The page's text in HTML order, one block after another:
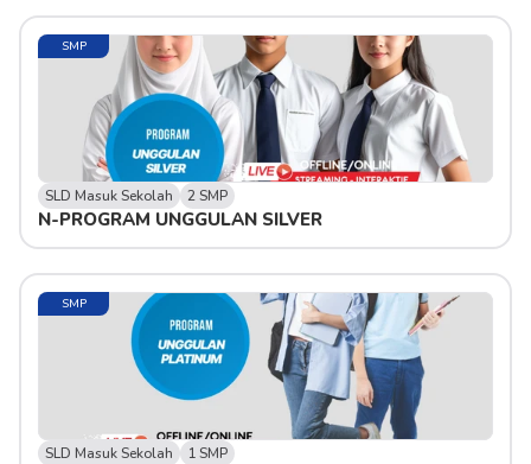
SMP
SLD Masuk Sekolah 2 SMP
N-PROGRAM UNGGULAN SILVER
SMP
SLD Masuk Sekolah 1 SMP